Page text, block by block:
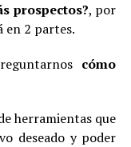
prospectos?, por
en 2 partes.
cómo
herramientas que
deseado y poder